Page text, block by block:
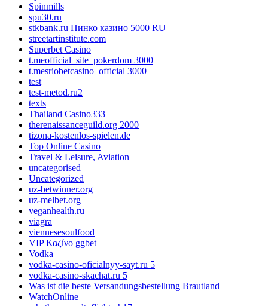
Spinmills
spu30.ru
stkbank.ru Пинко казино 5000 RU
streetartinstitute.com
Superbet Casino
t.meofficial_site_pokerdom 3000
t.mesriobetcasino_official 3000
test
test-metod.ru2
texts
Thailand Casino333
therenaissanceguild.org 2000
tizona-kostenlos-spielen.de
Top Online Casino
Travel & Leisure, Aviation
uncategorised
Uncategorized
uz-betwinner.org
uz-melbet.org
veganhealth.ru
viagra
viennesesoulfood
VIP Καζίνο ggbet
Vodka
vodka-casino-oficialnyy-sayt.ru 5
vodka-casino-skachat.ru 5
Was ist die beste Versandungsbestellung Brautland
WatchOnline